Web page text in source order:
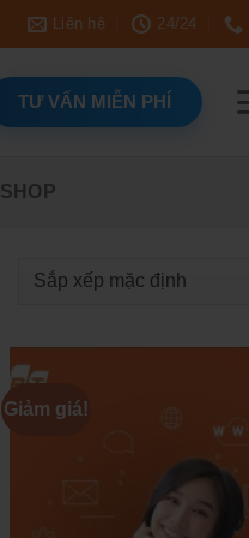
Liên hệ 24/24
TƯ VẤN MIỄN PHÍ
SHOP
Giảm giá!